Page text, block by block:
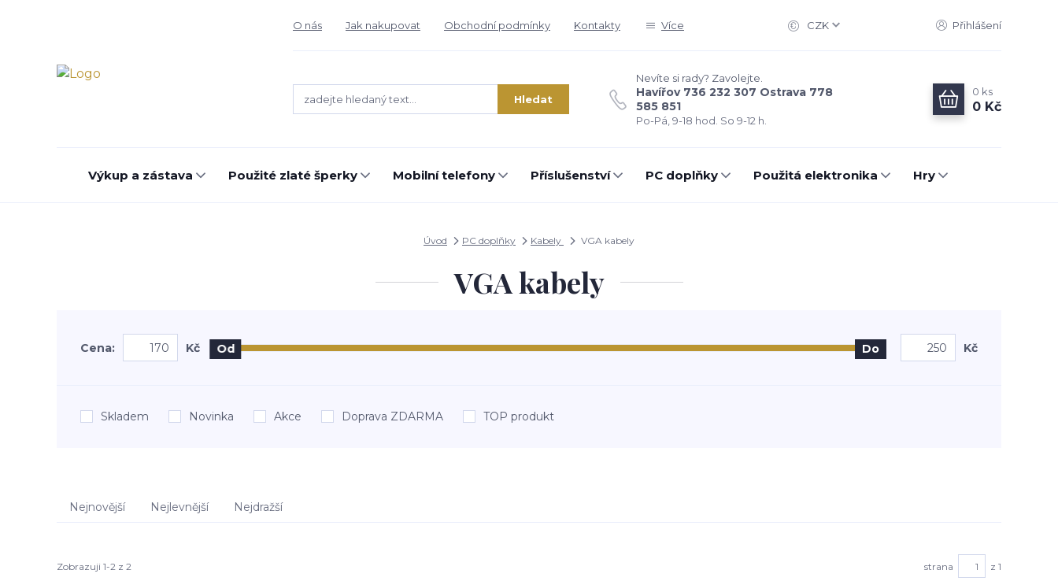
O nás Jak nakupovat Obchodní podmínky Kontakty Více CZK Přihlášení
Hledat
Nevíte si rady? Zavolejte.
Havířov 736 232 307 Ostrava 778
585 851
Po-Pá, 9-18 hod. So 9-12 h.
0 ks
0 Kč
Výkup a zástava Použité zlaté šperky Mobilní telefony Příslušenství PC doplňky Použitá elektronika Hry
Úvod PC doplňky Kabely VGA kabely
VGA kabely
Cena: Kč Od Do Kč
Skladem Novinka Akce Doprava ZDARMA TOP produkt
Nejnovější Nejlevnější Nejdražší
Zobrazuji 1-2 z 2 strana z 1